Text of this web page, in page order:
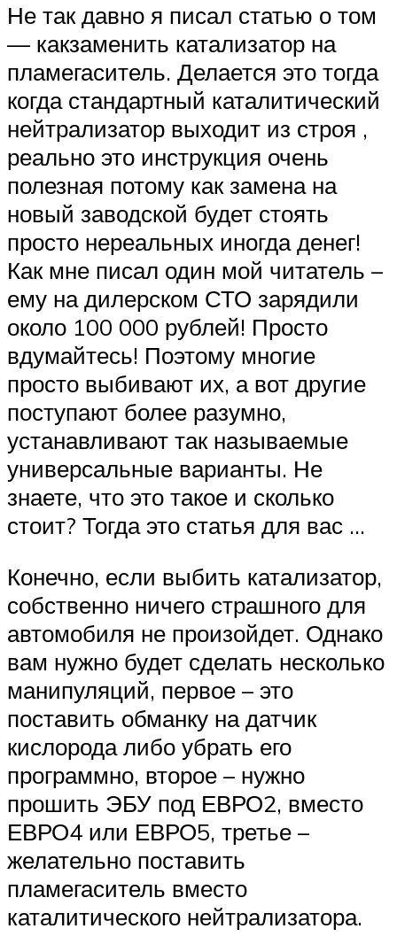
Не так давно я писал статью о том
— какзаменить катализатор на
пламегаситель. Делается это тогда
когда стандартный каталитический
нейтрализатор выходит из строя ,
реально это инструкция очень
полезная потому как замена на
новый заводской будет стоять
просто нереальных иногда денег!
Как мне писал один мой читатель –
ему на дилерском СТО зарядили
около 100 000 рублей! Просто
вдумайтесь! Поэтому многие
просто выбивают их, а вот другие
поступают более разумно,
устанавливают так называемые
универсальные варианты. Не
знаете, что это такое и сколько
стоит? Тогда это статья для вас …
Конечно, если выбить катализатор,
собственно ничего страшного для
автомобиля не произойдет. Однако
вам нужно будет сделать несколько
манипуляций, первое – это
поставить обманку на датчик
кислорода либо убрать его
программно, второе – нужно
прошить ЭБУ под ЕВРО2, вместо
ЕВРО4 или ЕВРО5, третье –
желательно поставить
пламегаситель вместо
каталитического нейтрализатора.